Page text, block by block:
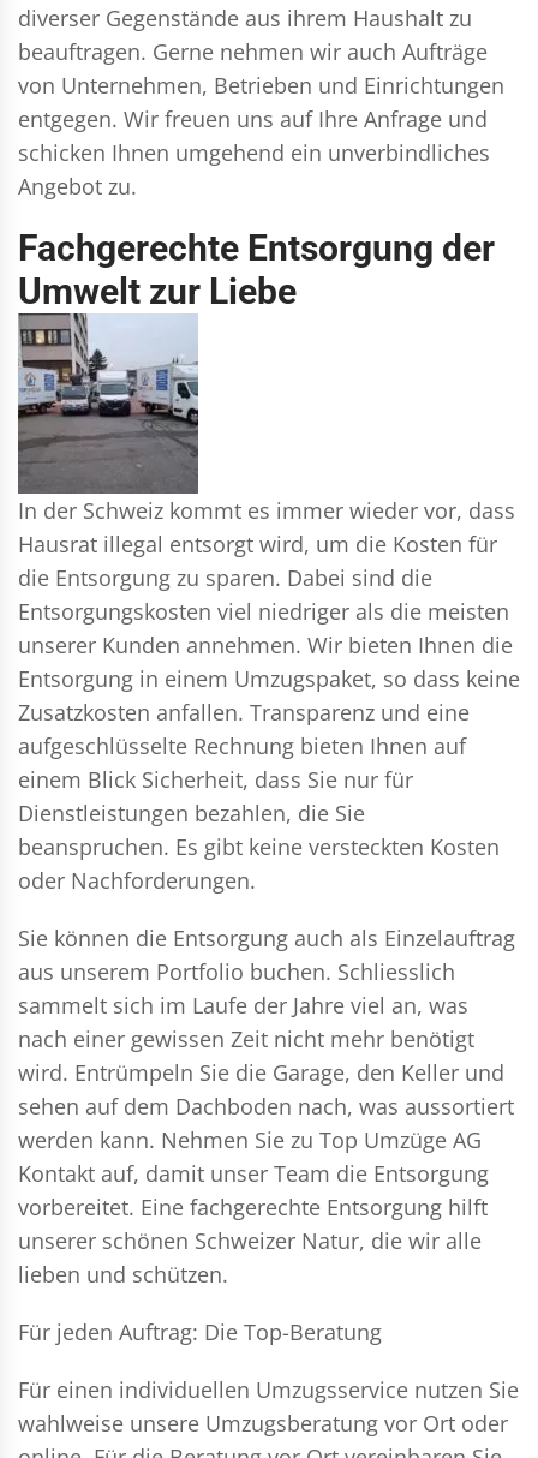
diverser Gegenstände aus ihrem Haushalt zu
beauftragen. Gerne nehmen wir auch Aufträge
von Unternehmen, Betrieben und Einrichtungen
entgegen. Wir freuen uns auf Ihre Anfrage und
schicken Ihnen umgehend ein unverbindliches
Angebot zu.
Fachgerechte Entsorgung der
Umwelt zur Liebe
In der Schweiz kommt es immer wieder vor, dass
Hausrat illegal entsorgt wird, um die Kosten für
die Entsorgung zu sparen. Dabei sind die
Entsorgungskosten viel niedriger als die meisten
unserer Kunden annehmen. Wir bieten Ihnen die
Entsorgung in einem Umzugspaket, so dass keine
Zusatzkosten anfallen. Transparenz und eine
aufgeschlüsselte Rechnung bieten Ihnen auf
einem Blick Sicherheit, dass Sie nur für
Dienstleistungen bezahlen, die Sie
beanspruchen. Es gibt keine versteckten Kosten
oder Nachforderungen.
Sie können die Entsorgung auch als Einzelauftrag
aus unserem Portfolio buchen. Schliesslich
sammelt sich im Laufe der Jahre viel an, was
nach einer gewissen Zeit nicht mehr benötigt
wird. Entrümpeln Sie die Garage, den Keller und
sehen auf dem Dachboden nach, was aussortiert
werden kann. Nehmen Sie zu Top Umzüge AG
Kontakt auf, damit unser Team die Entsorgung
vorbereitet. Eine fachgerechte Entsorgung hilft
unserer schönen Schweizer Natur, die wir alle
lieben und schützen.
Für jeden Auftrag: Die Top-Beratung
Für einen individuellen Umzugsservice nutzen Sie
wahlweise unsere Umzugsberatung vor Ort oder